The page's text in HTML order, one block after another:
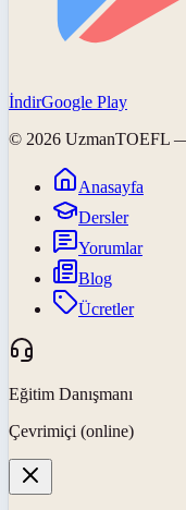
İndirGoogle Play
© 2026 UzmanTOEFL —
Anasayfa
Dersler
Yorumlar
Blog
Ücretler
Eğitim Danışmanı
Çevrimiçi (online)